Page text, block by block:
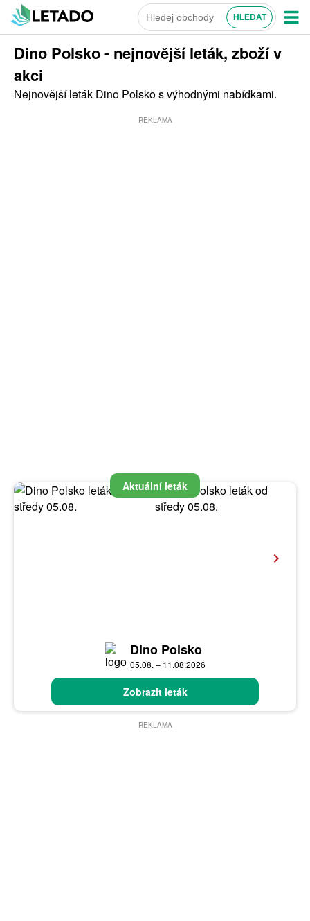
Dino Polsko - nejnovější leták, zboží v
akci
Nejnovější leták Dino Polsko s výhodnými nabídkami.
REKLAMA
Aktuální leták
Dino Polsko
05.08. – 11.08.2026
Zobrazit leták
REKLAMA